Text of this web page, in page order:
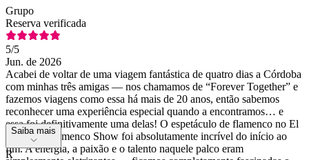
Grupo
Reserva verificada
5/5
Jun. de 2026
Acabei de voltar de uma viagem fantástica de quatro dias a Córdoba
com minhas três amigas — nos chamamos de “Forever Together” e
fazemos viagens como essa há mais de 20 anos, então sabemos
reconhecer uma experiência especial quando a encontramos… e
essa foi definitivamente uma delas! O espetáculo de flamenco no El
Cardenal Flamenco Show foi absolutamente incrível do início ao
fim. A energia, a paixão e o talento naquele palco eram
Saiba mais
R